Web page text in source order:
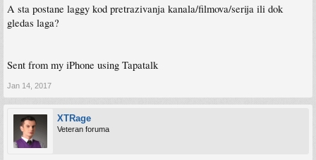
A sta postane laggy kod pretrazivanja kanala/filmova/serija ili dok
gledas laga?
Sent from my iPhone using Tapatalk
Jan 14, 2017
XTRage
Veteran foruma